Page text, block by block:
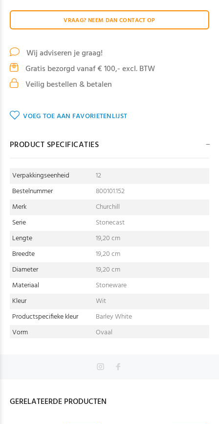
VRAAG? NEEM DAN CONTACT OP
Wij adviseren je graag!
Gratis bezorgd vanaf € 100,- excl. BTW
Veilig bestellen & betalen
VOEG TOE AAN FAVORIETENLIJST
PRODUCT SPECIFICATIES
Verpakkingseenheid
12
Bestelnummer
800101.152
Merk
Churchill
Serie
Stonecast
Lengte
19,20 cm
Breedte
19,20 cm
Diameter
19,20 cm
Materiaal
Stoneware
Kleur
Wit
Productspecifieke kleur
Barley White
Vorm
Ovaal
GERELATEERDE PRODUCTEN